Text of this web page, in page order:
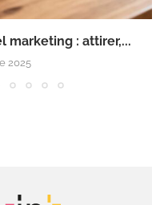
marketing : attirer,...
2025